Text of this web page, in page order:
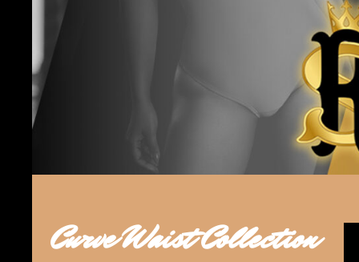
Curve Waist Collection